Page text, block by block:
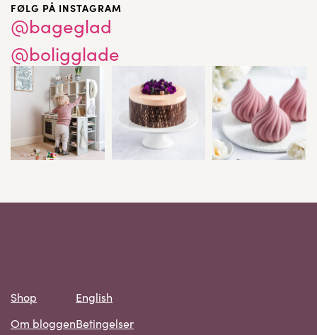
FØLG PÅ INSTAGRAM
@bageglad
@boligglade
Shop
Om bloggen
English
Betingelser